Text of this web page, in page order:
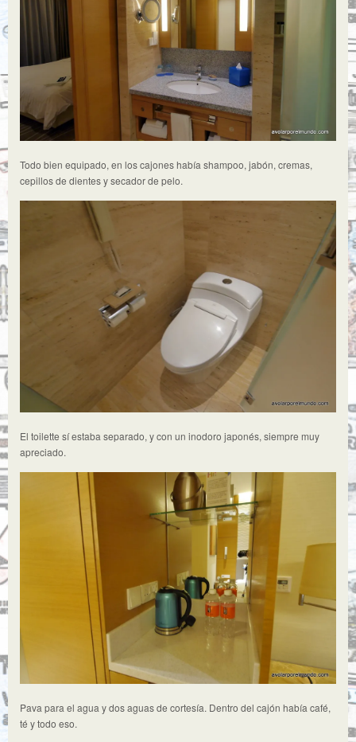
Todo bien equipado, en los cajones había shampoo, jabón, cremas,
cepillos de dientes y secador de pelo.
El toilette sí estaba separado, y con un inodoro japonés, siempre muy
apreciado.
Pava para el agua y dos aguas de cortesía. Dentro del cajón había café,
té y todo eso.